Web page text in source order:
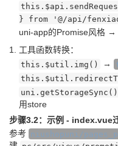
} from '@/api/
uni-app的Promise风格 →
工具函数转换：
this.$util.img() →
uni.getStorageSync()
用store
步骤3.2：示例 - index.vue
参考 niushopuni/